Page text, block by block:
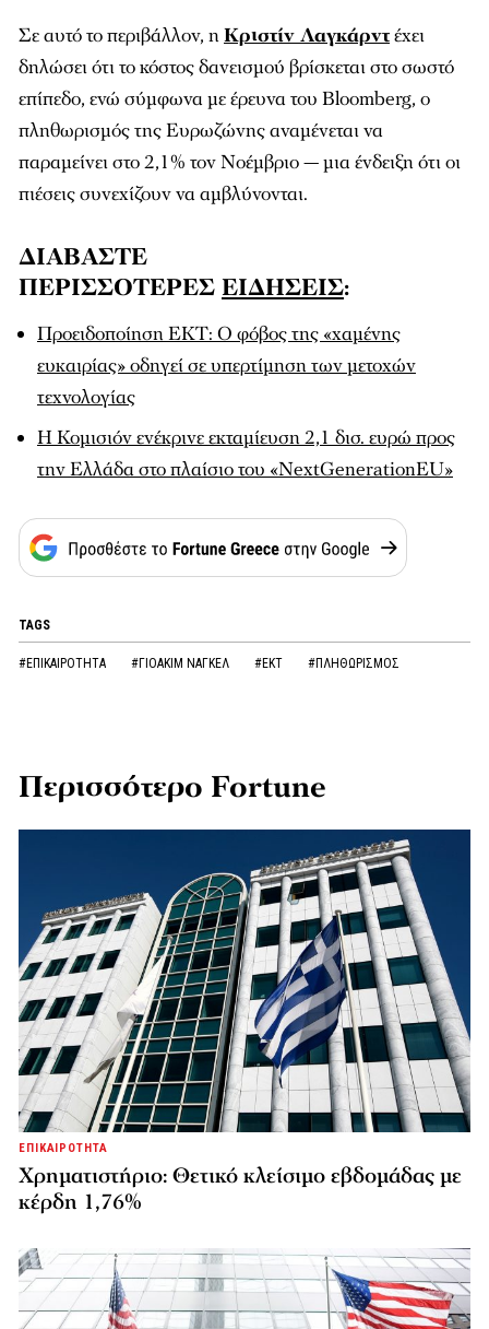
Σε αυτό το περιβάλλον, ηΚριστίν Λαγκάρντέχει
δηλώσει ότι το κόστος δανεισμού βρίσκεται στο σωστό
επίπεδο, ενώ σύμφωνα με έρευνα του Bloomberg, ο
πληθωρισμός της Ευρωζώνης αναμένεται να
παραμείνει στο 2,1% τον Νοέμβριο — μια ένδειξη ότι οι
πιέσεις συνεχίζουν να αμβλύνονται.
ΔΙΑΒΑΣΤΕ
ΠΕΡΙΣΣΟΤΕΡΕΣ ΕΙΔΗΣΕΙΣ:
Προειδοποίηση ΕΚΤ: Ο φόβος της «χαμένης
ευκαιρίας» οδηγεί σε υπερτίμηση των μετοχών
τεχνολογίας
Η Κομισιόν ενέκρινε εκταμίευση 2,1 δισ. ευρώ προς
την Ελλάδα στο πλαίσιο του «NextGenerationEU»
TAGS
#ΕΠΙΚΑΙΡΟΤΗΤΑ #ΓΙΟΑΚΙΜ ΝΑΓΚΕΛ #ΕΚΤ #ΠΛΗΘΩΡΙΣΜΟΣ
Περισσότερο Fortune
ΕΠΙΚΑΙΡΟΤΗΤΑ
Χρηματιστήριο: Θετικό κλείσιμο εβδομάδας με
κέρδη 1,76%